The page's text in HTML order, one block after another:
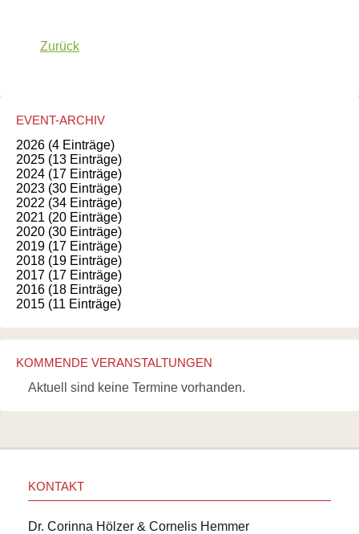
Zurück
EVENT-ARCHIV
2026 (4 Einträge)
2025 (13 Einträge)
2024 (17 Einträge)
2023 (30 Einträge)
2022 (34 Einträge)
2021 (20 Einträge)
2020 (30 Einträge)
2019 (17 Einträge)
2018 (19 Einträge)
2017 (17 Einträge)
2016 (18 Einträge)
2015 (11 Einträge)
KOMMENDE VERANSTALTUNGEN
Aktuell sind keine Termine vorhanden.
KONTAKT
Dr. Corinna Hölzer & Cornelis Hemmer